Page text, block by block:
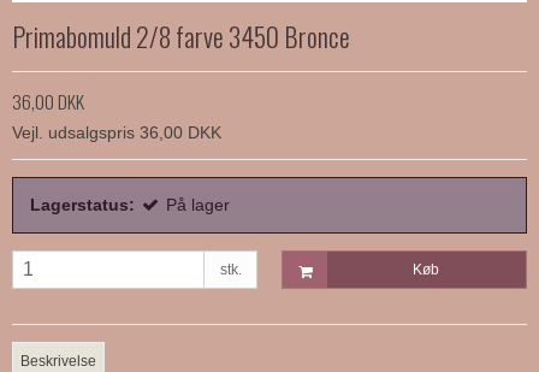
Primabomuld 2/8 farve 3450 Bronce
36,00 DKK
Vejl. udsalgspris 36,00 DKK
Lagerstatus: På lager
stk. Køb
Beskrivelse